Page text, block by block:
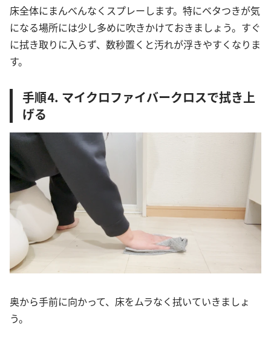
床全体にまんべんなくスプレーします。特にベタつきが気
になる場所には少し多めに吹きかけておきましょう。すぐ
に拭き取りに入らず、数秒置くと汚れが浮きやすくなりま
す。
手順⒋ マイクロファイバークロスで拭き上
げる
奥から手前に向かって、床をムラなく拭いていきましょ
う。